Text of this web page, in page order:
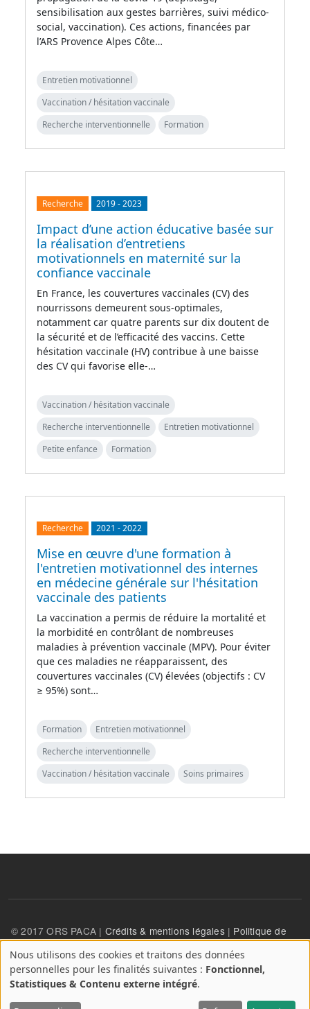
sensibilisation aux gestes barrières, suivi médico-
social, vaccination). Ces actions, financées par
l’ARS Provence Alpes Côte…
Entretien motivationnel
Vaccination / hésitation vaccinale
Recherche interventionnelle
Formation
Recherche 2019-2023
Impact d’une action éducative basée sur
la réalisation d’entretiens
motivationnels en maternité sur la
confiance vaccinale
En France, les couvertures vaccinales (CV) des
nourrissons demeurent sous-optimales,
notamment car quatre parents sur dix doutent de
la sécurité et de l’efficacité des vaccins. Cette
hésitation vaccinale (HV) contribue à une baisse
des CV qui favorise elle-…
Vaccination / hésitation vaccinale
Recherche interventionnelle
Entretien motivationnel
Petite enfance
Formation
Recherche 2021 -2022
Mise en œuvre d'une formation à
l'entretien motivationnel des internes
en médecine générale sur l'hésitation
vaccinale des patients
La vaccination a permis de réduire la mortalité et
la morbidité en contrôlant de nombreuses
maladies à prévention vaccinale (MPV). Pour éviter
que ces maladies ne réapparaissent, des
couvertures vaccinales (CV) élevées (objectifs : CV
≥ 95%) sont…
Formation
Entretien motivationnel
Recherche interventionnelle
Vaccination / hésitation vaccinale
Soins primaires
© 2017 ORS PACA | Crédits & mentions légales| Politique de
confidentialité
User account menu
Se connecter
A
propos
Nous utilisons des cookies et traitons des données
personnelles pour les finalités suivantes : Fonctionnel,
Statistiques & Contenu externe intégré.